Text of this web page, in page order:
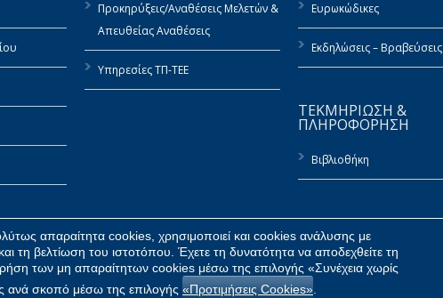
Προκηρύξεις/Αναθέσεις Μελετών &
Απευθείας Αναθέσεις
Υπηρεσίες ΤΠ-ΤΕΕ
Ευρωκώδικες
Εκδηλώσεις – Βραβεύσεις
ΤΕΚΜΗΡΙΩΣΗ &
ΠΛΗΡΟΦΟΡΗΣΗ
Βιβλιοθήκη
απαραίτητα cookies, χρησιμοποιεί και cookies ανάλυσης με
τη βελτίωση του ιστοτόπου. Έχετε τη δυνατότητα να αποδεχθείτε τη
των μη απαραίτητων cookies μέσω της επιλογής «Συνέχεια χωρίς
ανά σκοπό μέσω της επιλογής «Προτιμήσεις Cookies»